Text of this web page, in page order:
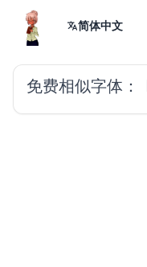
简体中文
免费相似字体：